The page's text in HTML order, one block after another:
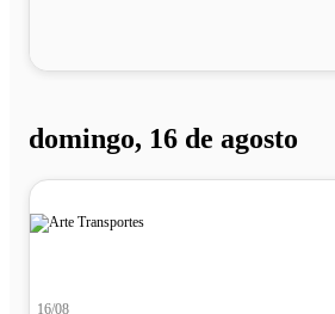
domingo, 16 de agosto
16/08